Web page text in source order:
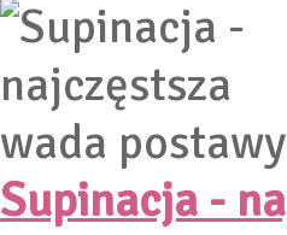
Supinacja -